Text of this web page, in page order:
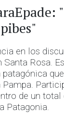
en los
Santa Rosa.
Pampa.
de un total
Patagonia.